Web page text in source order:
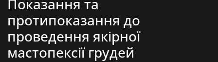
Показання та
протипоказання до
проведення якірної
мастопексії грудей